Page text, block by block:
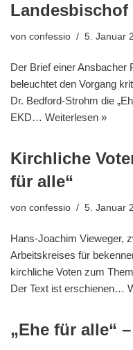
Landesbischof
von confessio 5. Januar
Der Brief einer Ansbacher
beleuchtet den Vorgang
Dr. Bedford-Strohm die
EKD… Weiterlesen »
Kirchliche
für alle“
von confessio 5. Januar
Hans-Joachim Vieweger,
Arbeitskreises für
kirchliche Voten zum
Der Text ist erschienen…
„Ehe für alle“